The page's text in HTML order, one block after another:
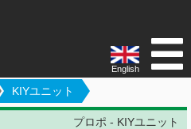
English
KIYユニット
プロポ - KIYユニット